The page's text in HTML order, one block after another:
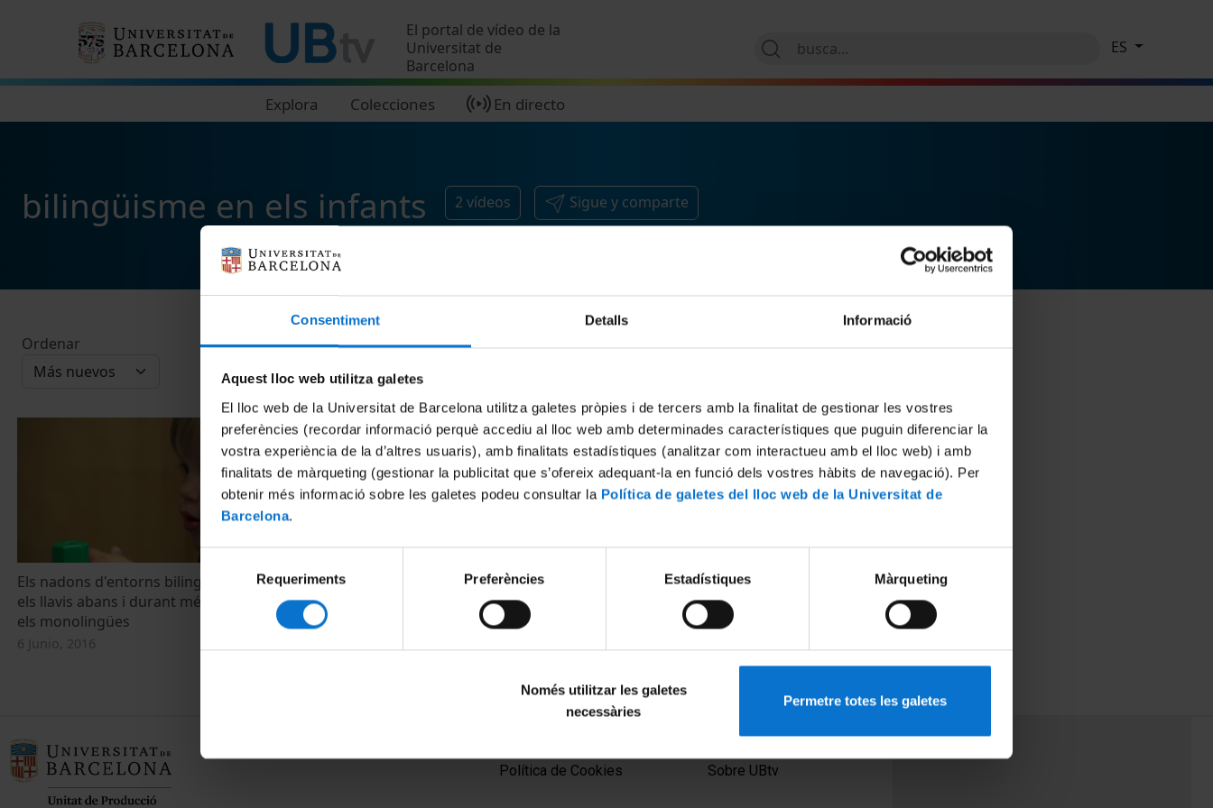
Consentiment Detalls Informació
Aquest lloc web utilitza galetes
El lloc web de la Universitat de Barcelona utilitza galetes pròpies i de tercers amb la finalitat de gestionar les vostres
preferències (recordar informació perquè accediu al lloc web amb determinades característiques que puguin diferenciar la
vostra experiència de la d’altres usuaris), amb finalitats estadístiques (analitzar com interactueu amb el lloc web) i amb
finalitats de màrqueting (gestionar la publicitat que s’ofereix adequant-la en funció dels vostres hàbits de navegació). Per
obtenir més informació sobre les galetes podeu consultar la Política de galetes del lloc web de la Universitat de
Barcelona.
de
consentiment
Requeriments Preferències Estadístiques Màrqueting
Només utilitzar les galetes
necessàries
Permetre totes les galetes
El portal de vídeo de la
Universitat de
Barcelona
Explora Colecciones En directo
ES
bilingüisme en els infants 2 vídeos Sigue y comparte
Ordenar
Els nadons d'entorns bilingües llegeixen
els llavis abans i durant més temps que
els monolingües
6 Junio, 2016
Los bebés de entornos bilingües leen los
labios antes y durante más tiempo que
los monolingües
Política de Cookies
PEU 2
Sobre UBtv
PEU 3